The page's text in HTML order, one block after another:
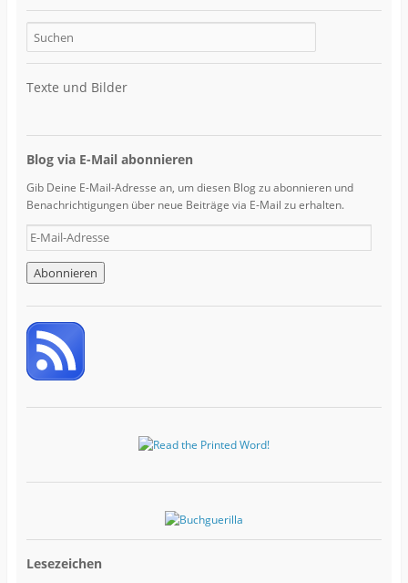
Texte und Bilder
Blog via E-Mail abonnieren
Gib Deine E-Mail-Adresse an, um diesen Blog zu abonnieren und
Benachrichtigungen über neue Beiträge via E-Mail zu erhalten.
E
-
M
a
i
-
d
e
Lesezeichen